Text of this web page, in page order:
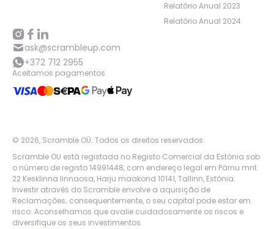
Relatório Anual 2023
Relatório Anual 2024
ask@scrambleup.com
+372 712 2955
Aceitamos pagamentos
© 2026, Scramble OÜ. Todos os direitos reservados.
Scramble OU está registada no Registo Comercial da Estónia sob
o número de registo 14991448, com endereço legal em Pärnu mnt
22 Kesklinna linnaosa, Harju maakond 10141, Tallinn, Estónia.
Investir através do Scramble envolve a aquisição de
Reclamações; consequentemente, o seu capital pode estar em
risco. Aconselhamos que avalie cuidadosamente os riscos e
diversifique os seus investimentos.